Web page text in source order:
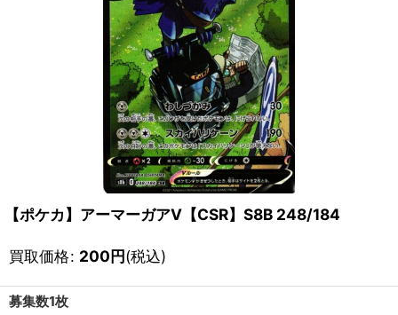
【ポケカ】アーマーガアV【CSR】S8B 248/184
買取価格: 200円(税込)
募集数1枚